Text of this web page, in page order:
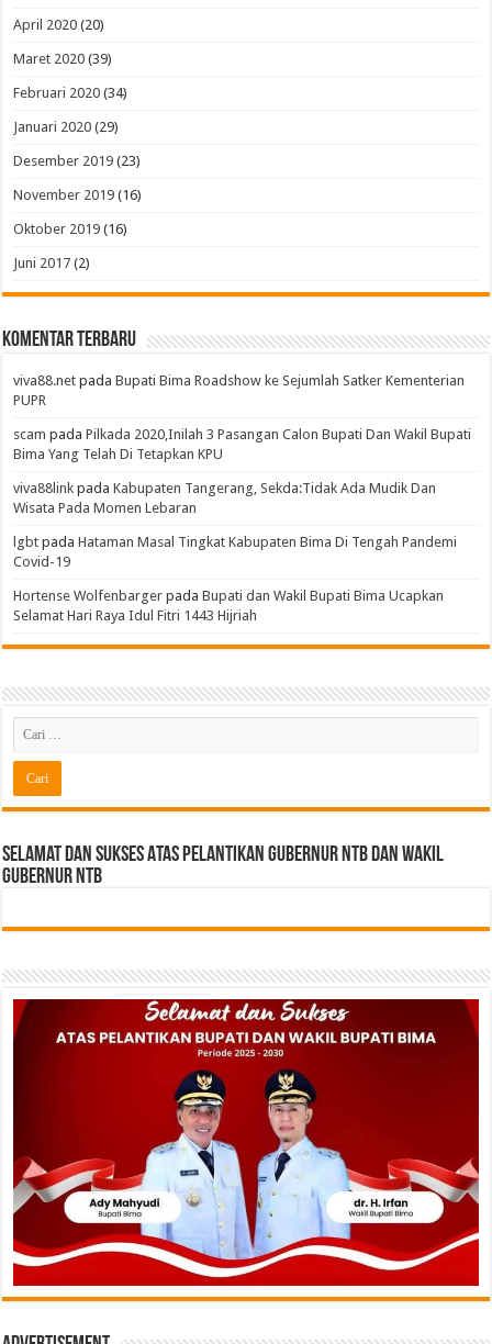
April 2020 (20)
Maret 2020 (39)
Februari 2020 (34)
Januari 2020 (29)
Desember 2019 (23)
November 2019 (16)
Oktober 2019 (16)
Juni 2017 (2)
Komentar Terbaru
viva88.net padaBupati Bima Roadshow ke Sejumlah Satker Kementerian
PUPR
scam padaPilkada 2020,Inilah 3 Pasangan Calon Bupati Dan Wakil Bupati
Bima Yang Telah Di Tetapkan KPU
viva88link padaKabupaten Tangerang, Sekda:Tidak Ada Mudik Dan
Wisata Pada Momen Lebaran
lgbt padaHataman Masal Tingkat Kabupaten Bima Di Tengah Pandemi
Covid-19
Hortense Wolfenbarger padaBupati dan Wakil Bupati Bima Ucapkan
Selamat Hari Raya Idul Fitri 1443 Hijriah
Selamat dan sukses Atas pelantikan Gubernur NTB Dan Wakil
gubernur NTB